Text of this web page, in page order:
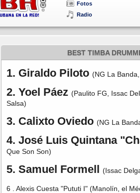
Fotos
Radio
BEST TIMBA
1. Giraldo Piloto (NG La
2. Yoel Páez (Paulito FG, Issac
Salsa)
3. Calixto Oviedo (NG La
4. José Luis Quintana
Que Son Son)
5. Samuel Formell (Issac
6 . Alexis Cuesta "Pututi I" (Manolín, el